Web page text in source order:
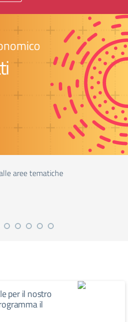
aree tematiche
per il nostro
il